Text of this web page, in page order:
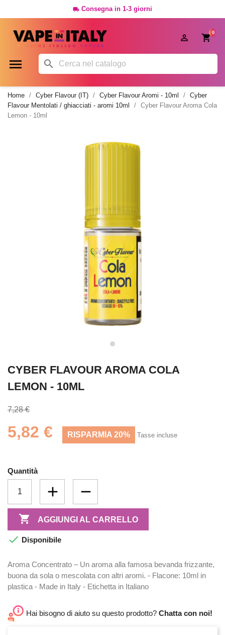
 Consegna in 1-3 giorni
0

 
Home Cyber Flavour (IT) Cyber Flavour Aromi - 10ml
Cyber
Flavour Mentolati / ghiacciati - aromi 10ml
Cyber Flavour Aroma Cola
Lemon - 10ml
CYBER FLAVOUR AROMA COLA
LEMON - 10ML
7,28 €
5,82 € RISPARMIA 20% Tasse incluse
Quantità
 AGGIUNGI AL CARRELLO
 Disponibile
Aroma Concentrato – Un aroma alla famosa bevanda frizzante,
buona da sola o mescolata con altri aromi. - Flacone: 10ml in
plastica - Made in Italy - Etichetta in Italiano
Hai bisogno di aiuto su questo prodotto? Chatta con noi!